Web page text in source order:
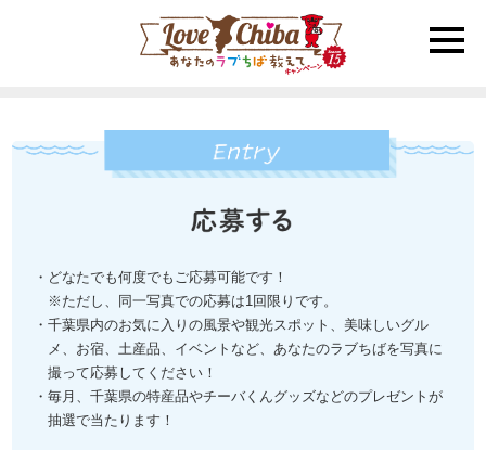
toggle
・どなたでも何度でもご応募可能です！
※ただし、同一写真での応募は1回限りです。
・千葉県内のお気に入りの風景や観光スポット、美味しいグル
メ、お宿、土産品、イベントなど、あなたのラブちばを写真に
撮って応募してください！
・毎月、千葉県の特産品やチーバくんグッズなどのプレゼントが
抽選で当たります！